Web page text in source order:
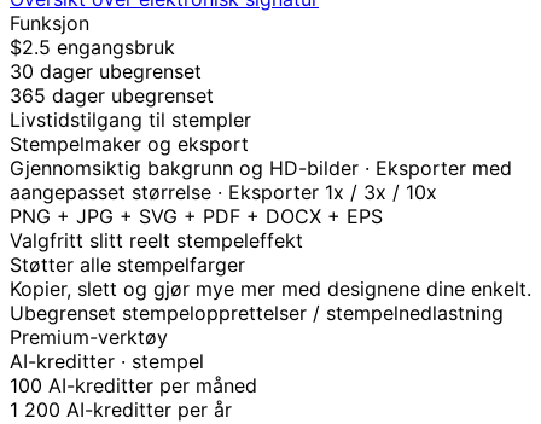
Funksjon
$2.5 engangsbruk
30 dager ubegrenset
365 dager ubegrenset
Livstidstilgang til stempler
Stempelmaker og eksport
Gjennomsiktig bakgrunn og HD-bilder · Eksporter med
aangepasset størrelse · Eksporter 1x / 3x / 10x
PNG + JPG + SVG + PDF + DOCX + EPS
Valgfritt slitt reelt stempeleffekt
Støtter alle stempelfarger
Kopier, slett og gjør mye mer med designene dine enkelt.
Ubegrenset stempelopprettelser / stempelnedlastning
Premium-verktøy
AI-kreditter · stempel
100 AI-kreditter per måned
1 200 AI-kreditter per år